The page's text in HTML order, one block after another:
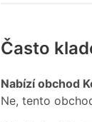
Často
Nabízí obchod
Ne, tento